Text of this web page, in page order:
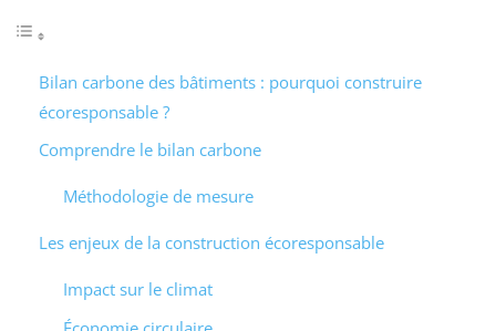
Bilan carbone des bâtiments : pourquoi construire
écoresponsable ?
Comprendre le bilan carbone
Méthodologie de mesure
Les enjeux de la construction écoresponsable
Impact sur le climat